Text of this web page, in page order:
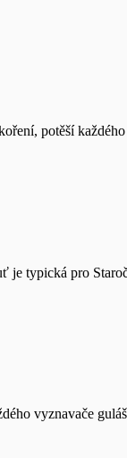
potěší
je typická pro
vyznavače